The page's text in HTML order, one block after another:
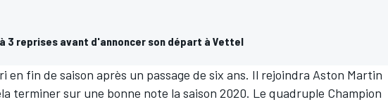
3 reprises avant d'annoncer son départ à Vettel
fin de saison après un passage de six ans. Il rejoindra Aston Martin
terminer sur une bonne note la saison 2020. Le quadruple Champion